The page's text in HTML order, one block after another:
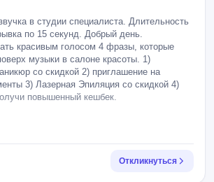
в студии специалиста. Длительность
по 15 секунд. Добрый день.
красивым голосом 4 фразы, которые
музыки в салоне красоты. 1)
со скидкой 2) приглашение на
3) Лазерная Эпиляция со скидкой 4)
повышенный кешбек.
Откликнуться